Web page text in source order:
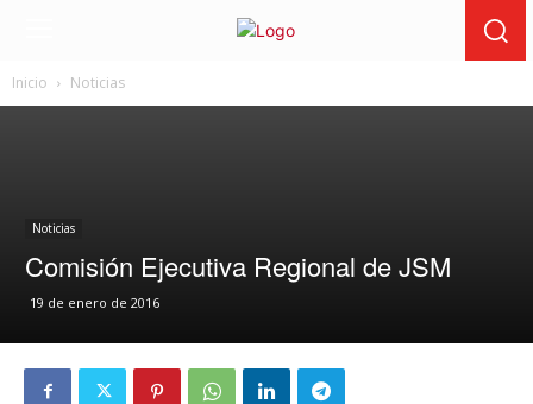
Inicio Noticias
Noticias
Comisión Ejecutiva Regional de JSM
19 de enero de 2016